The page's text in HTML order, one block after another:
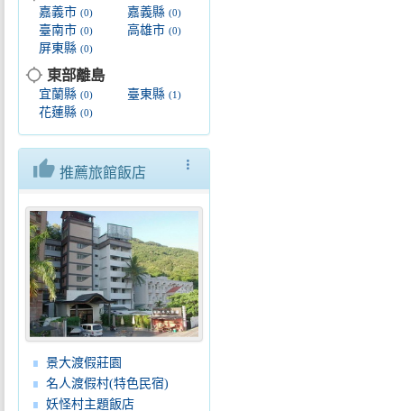
嘉義市 (0) 嘉義縣(0)
臺南市 (0) 高雄市(0)
屏東縣 (0)
location_searching 東部離島
宜蘭縣 (0) 臺東縣(1)
花蓮縣 (0)
more_vert
thumb_up 推薦旅館飯店
景大渡假莊園
名人渡假村(特色民宿)
妖怪村主題飯店